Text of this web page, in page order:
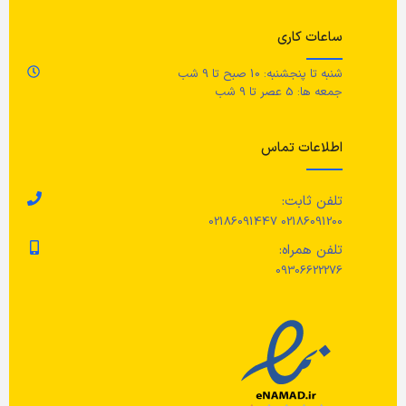
ساعات کاری
شنبه تا پنجشنبه: 10 صبح تا 9 شب
جمعه ها: 5 عصر تا 9 شب
اطلاعات تماس
تلفن ثابت:
02186091200 02186091447
تلفن همراه:
09306622276